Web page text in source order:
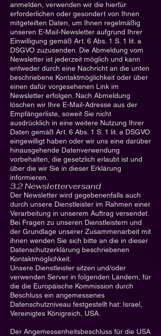
anmelden, verwenden wir die hierfür
erforderlichen oder gesondert von Ihnen
mitgeteilten Daten, um Ihnen regelmäßig
unseren E-Mail-Newsletter aufgrund Ihrer
Einwilligung gemäß Art. 6 Abs. 1 S. 1 lit. a
DSGVO zuzusenden. Die Abmeldung vom
Newsletter ist jederzeit möglich und kann
entweder durch eine Nachricht an die unten
beschriebene Kontaktmöglichkeit oder über
einen dafür vorgesehenen Link im
Newsletter erfolgen. Nach Abmeldung
löschen wir Ihre E-Mail-Adresse aus der
Empfängerliste, soweit Sie nicht
ausdrücklich in eine weitere Nutzung Ihrer
Daten gemäß Art. 6 Abs. 1 S. 1 lit. a DSGVO
eingewilligt haben oder wir uns eine darüber
hinausgehende Datenverwendung
vorbehalten, die gesetzlich erlaubt ist und
über die wir Sie in dieser Erklärung
informieren.
3.2 Newsletterversand
Der Newsletter wird gegebenenfalls auch
durch unsere Dienstleister im Rahmen einer
Verarbeitung in unserem Auftrag versendet.
Bei Fragen zu unseren Dienstleistern und
der Grundlage unserer Zusammenarbeit mit
ihnen wenden Sie sich bitte an die in dieser
Datenschutzerklärung beschriebenen
Kontaktmöglichkeit.
Unsere Dienstleister sitzen und/oder
verwenden Server in folgenden Ländern, für
die die Europäische Kommission durch
Beschluss ein angemessenes
Datenschutzniveau festgestellt hat: Israel,
Vereinigtes Königreich, USA.
Der Angemessenheitsbeschluss für die USA